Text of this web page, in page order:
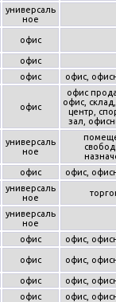
универсаль
ное
офис
офис
офис офис,
офис
офис
офис,
центр,
зал,
универсаль
ное
офис офис,
универсаль
ное
универсаль
ное
офис офис,
офис офис,
офис
офис,
офис офис,